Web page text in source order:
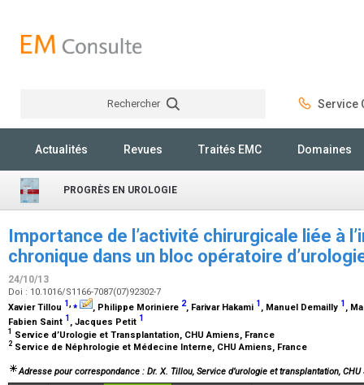
Rechercher Service
Actualités Revues Traités EMC Domaines
PROGRÈS EN UROLOGIE
Importance de l’activité chirurgicale liée à
chronique dans un bloc opératoire
24/10/13
Doi : 10.1016/S1166-7087(07)92302-7
Xavier Tillou 1,⁎ , Philippe Moriniere 2, Farivar Hakami 1 , Manuel Demailly 1 ,
Fabien Saint 1 , Jacques Petit 1
1 Service d’Urologie et Transplantation, CHU Amiens, France
2 Service de Néphrologie et Médecine Interne, CHU Amiens, France
Adresse pour correspondance : Dr. X. Tillou, Service d’urologie et transplantation, CHU